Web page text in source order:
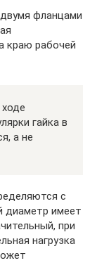
фланцами
краю рабочей
гайка в
а не
с
диаметр имеет
при
нагрузка